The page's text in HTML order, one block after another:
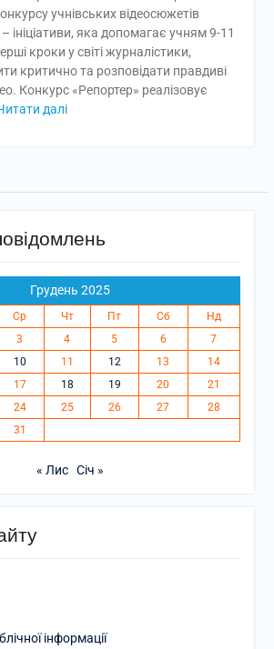
учнівських відеосюжетів
ініціативи, яка допомагає учням 9-11
кроки у світі журналістики,
критично та розповідати правдиві
Конкурс «Репортер» реалізовує
далі
Грудень 2025
Ср Чт Пт Сб
Нд
3 4 5 6
7
10 11 12 13
14
17 18 19 20
21
24 25 26 27
28
31
« Лис Січ »
інформації